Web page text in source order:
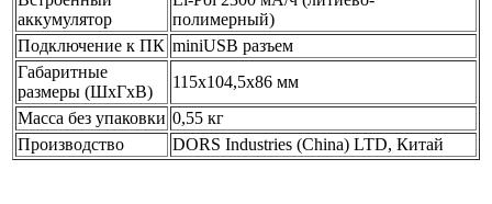
аккумулятор
полимерный)
Подключение к ПК miniUSB разъем
Габаритные
размеры (ШхГхВ)
115х104,5х86 мм
Масса без упаковки 0,55 кг
Производство
DORS Industries (China) LTD, Китай